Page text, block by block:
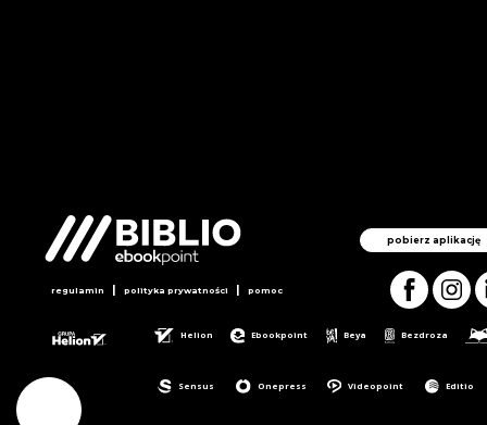
pobierz aplikację
regulamin | polityka prywatności | pomoc
Helion Ebookpoint Beya Bezdroza
Sensus Onepress Videopoint Editio